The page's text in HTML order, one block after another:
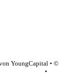
YoungCapital • ©
•